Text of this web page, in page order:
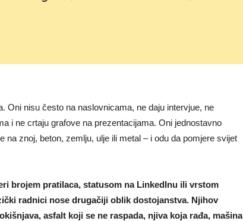
Oni nisu često na naslovnicama, ne daju intervjue, ne
i ne crtaju grafove na prezentacijama. Oni jednostavno
na znoj, beton, zemlju, ulje ili metal – i odu da pomjere svijet
brojem pratilaca, statusom na LinkedInu ili vrstom
radnici nose drugačiji oblik dostojanstva. Njihov
asfalt koji se ne raspada, njiva koja rađa, mašina